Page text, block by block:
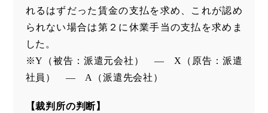
れるはずだった賃金の支払を求め、これが認め
られない場合は第２に休業手当の支払を求めま
した。
※Y（被告：派遣元会社） ― X（原告：派遣
社員） ― A（派遣先会社）
【裁判所の判断】